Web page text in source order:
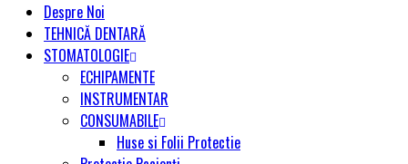
Despre Noi
TEHNICĂ DENTARĂ
STOMATOLOGIE
ECHIPAMENTE
INSTRUMENTAR
CONSUMABILE
Huse si Folii Protectie